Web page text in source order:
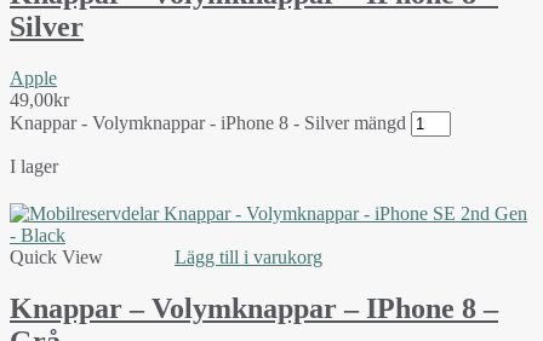
Silver
Apple
49,00kr
Knappar - Volymknappar - iPhone 8 - Silver mängd
I lager
Quick View Lägg till i varukorg
Knappar – Volymknappar – IPhone 8 –